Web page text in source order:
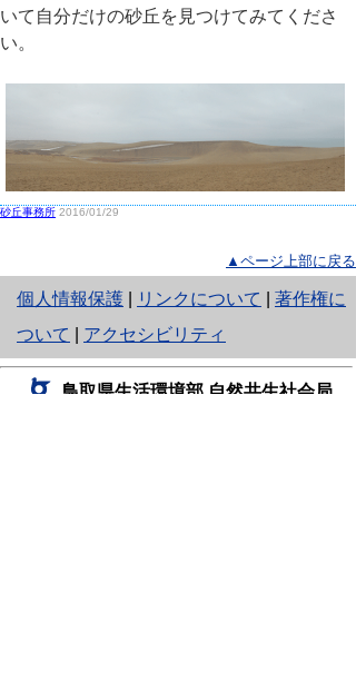
いて自分だけの砂丘を見つけてみてくださ
い。
砂丘事務所 2016/01/29
▲ページ上部に戻る
個人情報保護
と
り
ネ
リンクについて
著作権に
ついて
アクセシビリティ
鳥取県生活環境部 自然共生社会局